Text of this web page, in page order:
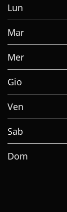
Lun
Mar
Mer
Gio
Ven
Sab
Dom